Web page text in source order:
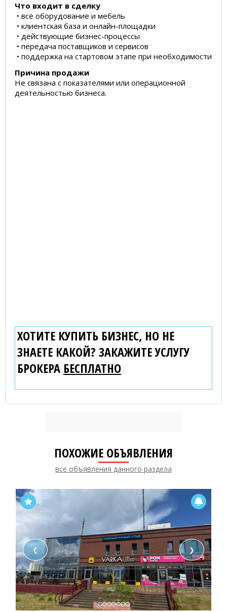
Что входит в сделку
• всё оборудование и мебель
• клиентская база и онлайн-площадки
• действующие бизнес-процессы
• передача поставщиков и сервисов
• поддержка на стартовом этапе при необходимости
Причина продажи
Не связана с показателями или операционной
деятельностью бизнеса.
ХОТИТЕ КУПИТЬ БИЗНЕС, НО НЕ
ЗНАЕТЕ КАКОЙ? ЗАКАЖИТЕ УСЛУГУ
БРОКЕРА БЕСПЛАТНО
ПОХОЖИЕ ОБЪЯВЛЕНИЯ
все объявления данного раздела
❮ ❯